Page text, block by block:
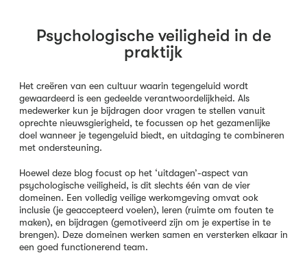
Psychologische veiligheid in de
praktijk
Het creëren van een cultuur waarin tegengeluid wordt
gewaardeerd is een gedeelde verantwoordelijkheid. Als
medewerker kun je bijdragen door vragen te stellen vanuit
oprechte nieuwsgierigheid, te focussen op het gezamenlijke
doel wanneer je tegengeluid biedt, en uitdaging te combineren
met ondersteuning.
Hoewel deze blog focust op het ‘uitdagen’-aspect van
psychologische veiligheid, is dit slechts één van de vier
domeinen. Een volledig veilige werkomgeving omvat ook
inclusie (je geaccepteerd voelen), leren (ruimte om fouten te
maken), en bijdragen (gemotiveerd zijn om je expertise in te
brengen). Deze domeinen werken samen en versterken elkaar in
een goed functionerend team.